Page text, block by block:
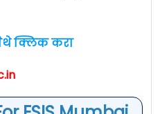
क्लिक करा